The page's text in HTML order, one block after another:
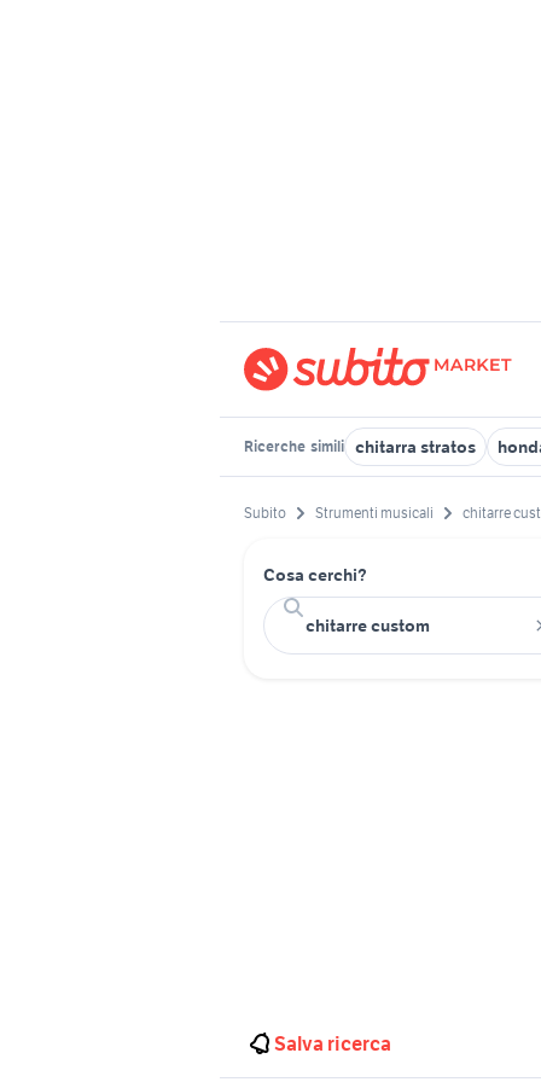
Ricerche simili chitarra stratos
Subito Strumenti musicali chitarre
Cosa cerchi?
Salva ricerca